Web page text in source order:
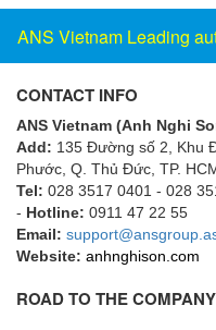
Green instruments
GREYSTONE
GREYSTONE
Grizzly Viet Nam
Grundfos
GSEETECH
GURLEY
ANS Vietnam Leading
CONTACT INFO
ANS Vietnam (Anh Nghi
Add: 135 Đường số 2, Khu
Phước, Q. Thủ Đức, TP.
Tel: 028 3517 0401 - 028
- Hotline: 0911 47 22 55
Email:
Website: anhnghison.com
ROAD TO THE COMPANY